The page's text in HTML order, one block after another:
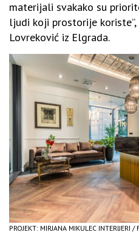
materijali svakako su
ljudi koji prostorije
Lovreković iz Elgrada.
PROJEKT: MIRJANA MIKULEC INTERIJERI /